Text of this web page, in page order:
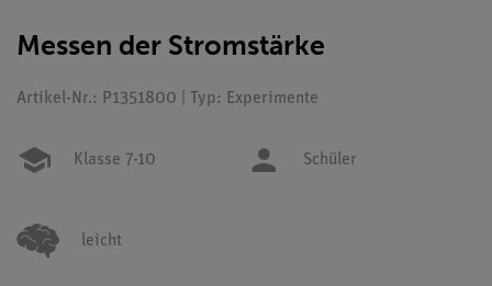
Messen der Stromstärke
Artikel-Nr.: P1351800 | Typ: Experimente
Klasse 7-10 Schüler
leicht